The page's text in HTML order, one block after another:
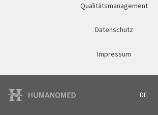
Qualitätsmanagement
Datenschutz
Impressum
DE
Deutsch